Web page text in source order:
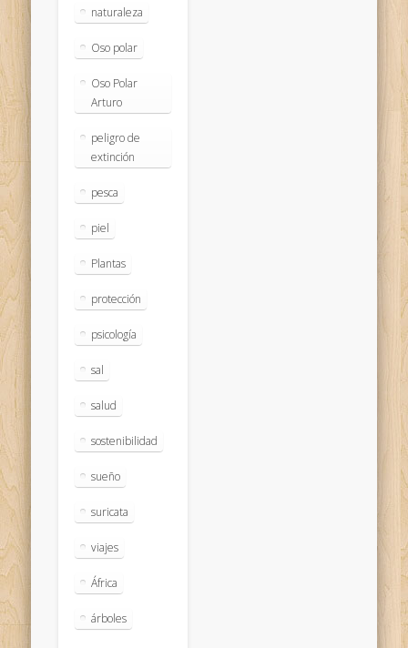
naturaleza
Oso polar
Oso Polar
Arturo
peligro de
extinción
pesca
piel
Plantas
protección
psicología
sal
salud
sostenibilidad
sueño
suricata
viajes
África
árboles